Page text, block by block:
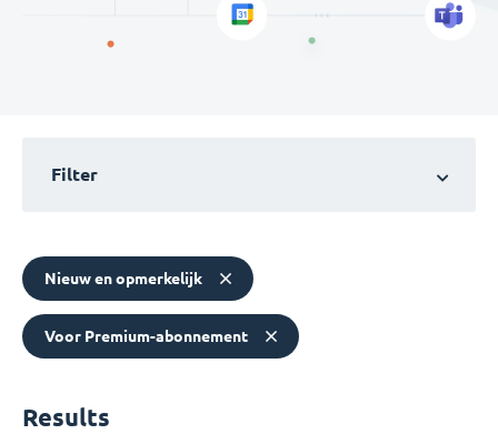
Filter
Nieuw en opmerkelijk
Voor Premium-abonnement
Results